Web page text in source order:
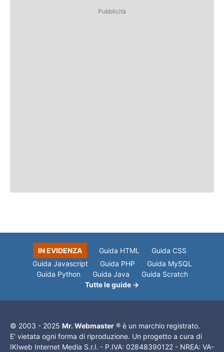
Pubblicità
IN EVIDENZA Guida HTML
Guida CSS
Guida Javascript
Guida PHP
Guida MySQL
Guida Python
Guida Java
Guida Scratch
Tutte le guide →
© 2003 - 2025 Mr. Webmaster ® è un marchio registrato.
E' vietata ogni forma di riproduzione. Un progetto a cura di
IKIweb Internet Media S.r.l. - P.IVA: 02848390122 - NREA: VA-